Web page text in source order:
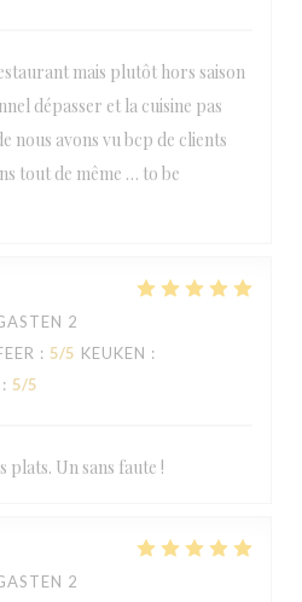
mais plutôt hors saison
dépasser et la cuisine pas
nous avons vu bcp de clients
tout de même … to be
2
: 5/5 KEUKEN :
: 5/5
plats. Un sans faute !
2